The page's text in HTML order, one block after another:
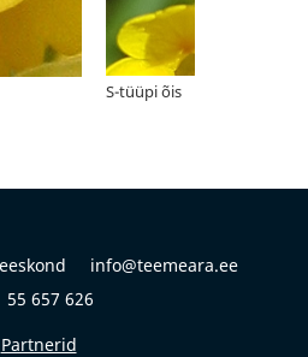
info@teemeara.ee
657 626
Partnerid